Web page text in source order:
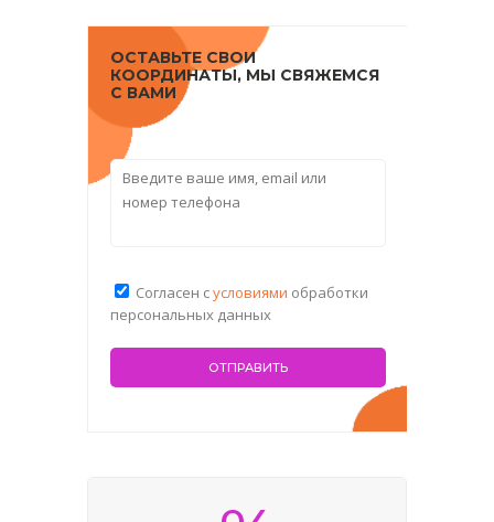
ОСТАВЬТЕ СВОИ
КООРДИНАТЫ, МЫ СВЯЖЕМСЯ
С ВАМИ
Согласен сусловиями обработки
персональных данных